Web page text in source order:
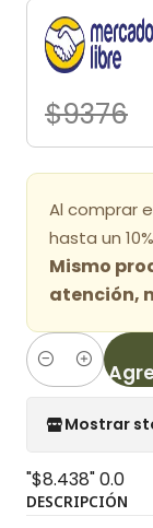
$9376
Al comprar
hasta un
Mismo
atención,
Cantidad
Mostrar
"$8.438"0.0
DESCRIPCIÓN